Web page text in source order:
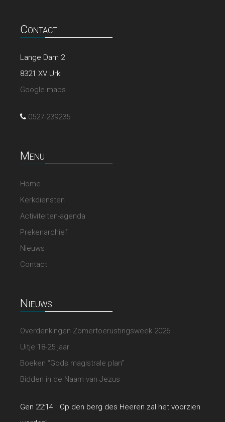
Contact
Lange Dam 2
8321 XV Urk
Google maps
0527-239235
Menu
Home
Kerkdiensten
Activiteiten-agenda
Prekenarchief
Nieuws
Contact
Nieuws
Overdenkingen Zomertoerustingsweek 2026
Uitje 18-25 jaar
Boeken “Gods magistrale plan”
Bidden in de Naam van Jezus
Gen 22:14 " Op den berg des Heeren zal het voorzien